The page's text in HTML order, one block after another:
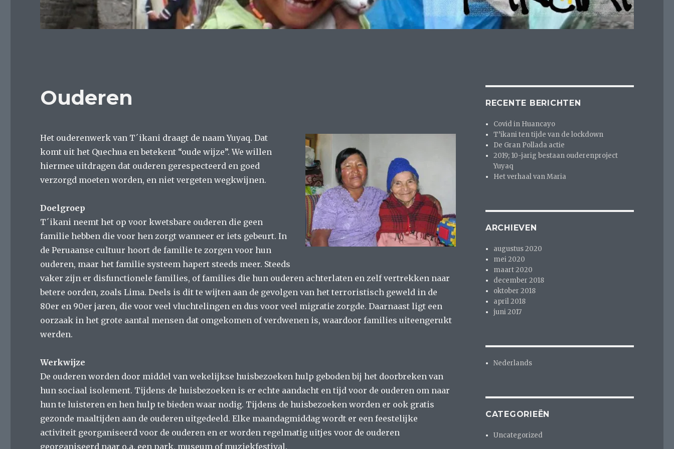
Ouderen
Het ouderenwerk van T´ikani draagt de naam Yuyaq. Dat
komt uit het Quechua en betekent “oude wijze”. We willen
hiermee uitdragen dat ouderen gerespecteerd en goed
verzorgd moeten worden, en niet vergeten wegkwijnen.
Doelgroep
T´ikani neemt het op voor kwetsbare ouderen die geen
familie hebben die voor hen zorgt wanneer er iets gebeurt. In
de Peruaanse cultuur hoort de familie te zorgen voor hun
ouderen, maar het familie systeem hapert steeds meer. Steeds
vaker zijn er disfunctionele families, of families die hun ouderen achterlaten en zelf vertrekken naar
betere oorden, zoals Lima. Deels is dit te wijten aan de gevolgen van het terroristisch geweld in de
80er en 90er jaren, die voor veel vluchtelingen en dus voor veel migratie zorgde. Daarnaast ligt een
oorzaak in het grote aantal mensen dat omgekomen of verdwenen is, waardoor families uiteengerukt
werden.
Werkwijze
De ouderen worden door middel van wekelijkse huisbezoeken hulp geboden bij het doorbreken van
hun sociaal isolement. Tijdens de huisbezoeken is er echte aandacht en tijd voor de ouderen om naar
hun te luisteren en hen hulp te bieden waar nodig. Tijdens de huisbezoeken worden er ook gratis
gezonde maaltijden aan de ouderen uitgedeeld. Elke maandagmiddag wordt er een feestelijke
activiteit georganiseerd voor de ouderen en er worden regelmatig uitjes voor de ouderen
georganiseerd naar o.a. een park, museum of muziekfestival.
RECENTE BERICHTEN
Covid in Huancayo
T’ikani ten tijde van de lockdown
De Gran Pollada actie
2019; 10-jarig bestaan ouderenproject
Yuyaq
Het verhaal van Maria
ARCHIEVEN
augustus 2020
mei 2020
maart 2020
december 2018
oktober 2018
april 2018
juni 2017
Nederlands
CATEGORIEËN
Uncategorized